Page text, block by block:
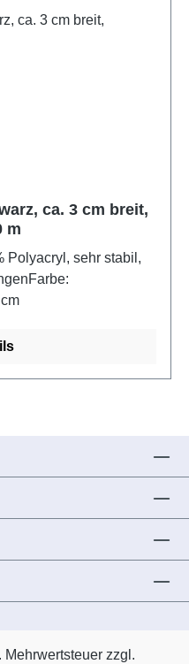
ca. 3 cm breit,
m
Polyacryl, sehr stabil,
zzgl.